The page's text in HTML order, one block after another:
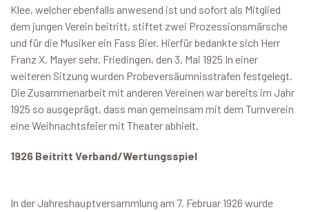
Klee, welcher ebenfalls anwesend ist und sofort als Mitglied
dem jungen Verein beitritt, stiftet zwei Prozessionsmärsche
und für die Musiker ein Fass Bier. Hierfür bedankte sich Herr
Franz X. Mayer sehr. Friedingen, den 3. Mai 1925 In einer
weiteren Sitzung wurden Probeversäumnisstrafen festgelegt.
Die Zusammenarbeit mit anderen Vereinen war bereits im Jahr
1925 so ausgeprägt, dass man gemeinsam mit dem Turnverein
eine Weihnachtsfeier mit Theater abhielt.
1926 Beitritt Verband/Wertungsspiel
In der Jahreshauptversammlung am 7. Februar 1926 wurde